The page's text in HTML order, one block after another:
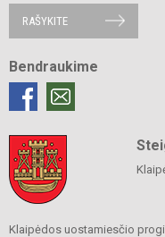
RAŠYKITE
Bendraukime
Klaipėdos uostamiesčio